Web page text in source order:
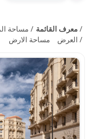
معرف القائمة مساحة
العرض
مساحة الارض